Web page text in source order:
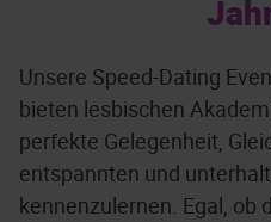
Unsere Speed-Dating
bieten lesbischen
perfekte Gelegenheit,
entspannten und
kennenzulernen. Egal, ob